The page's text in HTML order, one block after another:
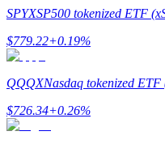
BTC Welcome Rewards
SPYXSP500 tokenized ETF
$779.22+0.19%
QQQXNasdaq tokenized ETF
$726.34+0.26%